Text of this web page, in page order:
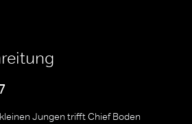
Jungen trifft Chief Boden